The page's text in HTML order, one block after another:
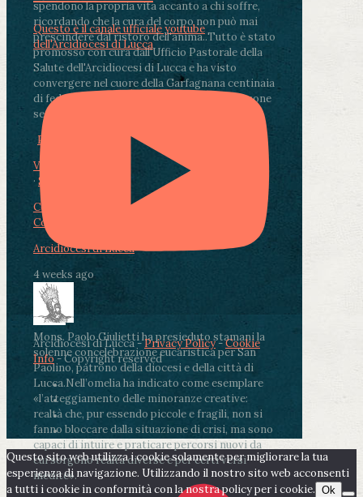
spendono la propria vita accanto a chi soffre,
ricordando che la cura del corpo non può mai
prescindere dal ristoro dell'anima..Tutto è stato
promosso con cura dall'Ufficio Pastorale della
Salute dell'Arcidiocesi di Lucca e ha visto
convergere nel cuore della Garfagnana centinaia
di fedeli, operatori sanitari, volontari e persone
segnate dalla malattia.
Photo
View on Facebook
· Share
Condividi su Facebook
Condividi su LinkedIn
Arcidiocesi di Lucca
4 weeks ago
Mons. Paolo Giulietti ha presieduto stamani la
solenne concelebrazione eucaristica per San
Paolino, patrono della diocesi e della città di
Lucca.Nell’omelia ha indicato come esemplare
«l’atteggiamento delle minoranze creative:
realtà che, pur essendo piccole e fragili, non si
fanno bloccare dalla situazione di crisi, ma sono
capaci di intuire e praticare percorsi nuovi da
cui sorgono realtà diverse e per certi versi
inedite».
Questo è il canale ufficiale youtube
dell'Arcidiocesi di Lucca
Arcidiocesi di Lucca -Privacy Policy-Cookie
Info- Copyright reserved
Questo sito web utilizza i cookie solamente per migliorare la tua
esperienza di navigazione. Utilizzando il nostro sito web acconsenti
a tutti i cookie in conformità con la nostra policy per i cookie. Ok